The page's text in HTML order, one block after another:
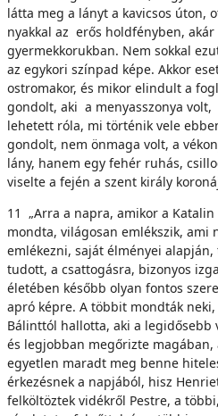
látta meg a lányt a kavicsos úton,
nyakkal az erős holdfényben,
gyermekkorukban. Nem sokkal
az egykori színpad képe. Akkor
ostromakor, és mikor elindult a
gondolt, aki a menyasszonya
lehetett róla, mi történik vele
gondolt, nem önmaga volt, a
lány, hanem egy fehér ruhás,
viselte a fején a szent király
11 „Arra a napra, amikor a
mondta, világosan emlékszik, ami
emlékezni, saját élményei
tudott, a csattogásra, bizonyos
életében később olyan fontos
apró képre. A többit mondták
Bálinttól hallotta, aki a legidősebb
és legjobban megőrizte
egyetlen maradt meg benne
érkezésnek a napjából, hisz
felköltöztek vidékről Pestre, a